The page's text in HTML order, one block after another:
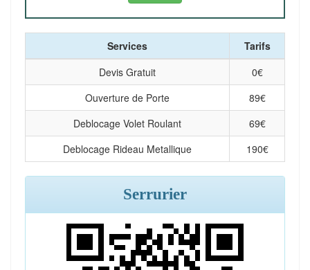
Services
Tarifs
Devis Gratuit
0€
Ouverture de Porte
89€
Deblocage Volet Roulant
69€
Deblocage Rideau Metallique
190€
Serrurier